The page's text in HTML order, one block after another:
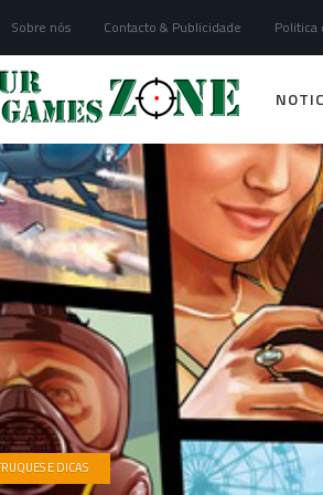
Sobre nós Contacto & Publicidade Politica
E DICAS